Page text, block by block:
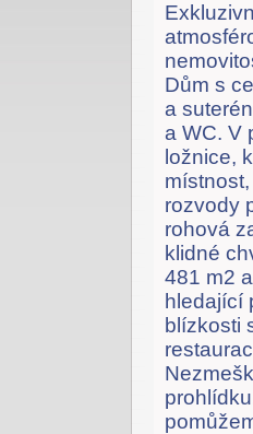
Dům s
a
a WC. V
ložnice,
rozvody
rohová
klidné
481 m2
hledající
blízkosti